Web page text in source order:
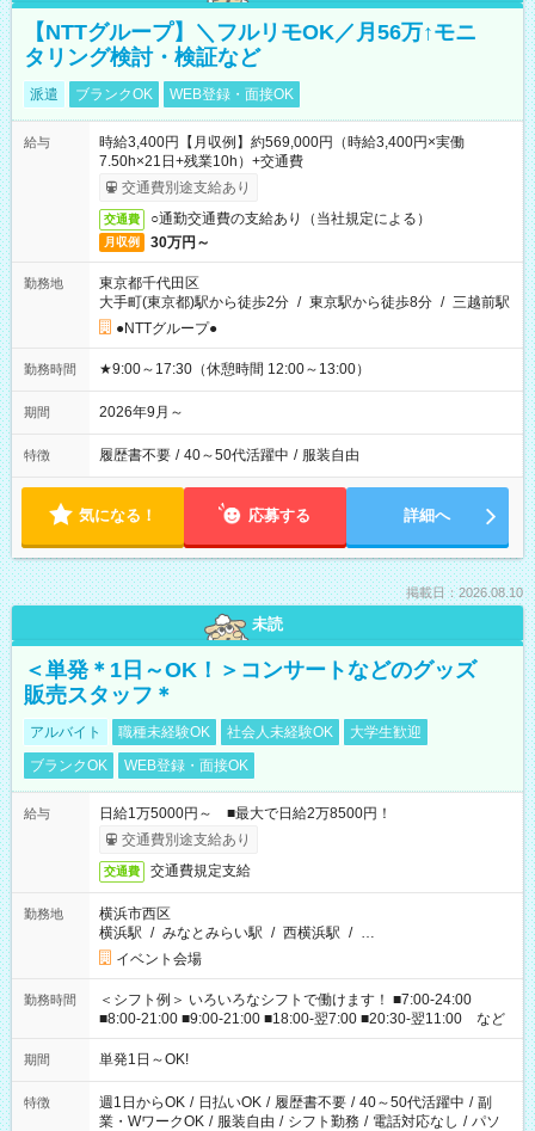
【NTTグループ】＼フルリモOK／月56万↑モニ
タリング検討・検証など
派遣 ブランクOK WEB登録・面接OK
給与
時給3,400円【月収例】約569,000円（時給3,400円×実働
7.50h×21日+残業10h）+交通費
交通費別途支給あり
交通費 ○通勤交通費の支給あり（当社規定による）
月収例 30万円～
勤務地
東京都千代田区
大手町(東京都)駅から徒歩2分 / 東京駅から徒歩8分 / 三越前駅
●NTTグループ●
勤務時間 ★9:00～17:30（休憩時間 12:00～13:00）
期間 2026年9月～
特徴 履歴書不要 / 40～50代活躍中 / 服装自由
気になる！ 応募する 詳細へ
掲載日：2026.08.10
未読
＜単発＊1日～OK！＞コンサートなどのグッズ
販売スタッフ＊
アルバイト 職種未経験OK 社会人未経験OK
大学生歓迎
ブランクOK
WEB登録・面接OK
給与
日給1万5000円～ ■最大で日給2万8500円！
交通費別途支給あり
交通費 交通費規定支給
勤務地
横浜市西区
横浜駅 / みなとみらい駅 / 西横浜駅 / …
イベント会場
勤務時間
＜シフト例＞ いろいろなシフトで働けます！ ■7:00-24:00
■8:00-21:00 ■9:00-21:00 ■18:00-翌7:00 ■20:30-翌11:00 など
期間 単発1日～OK!
特徴 週1日からOK / 日払いOK / 履歴書不要 / 40～50代活躍中 / 副
業・WワークOK / 服装自由 / シフト勤務 / 電話対応なし / パソ